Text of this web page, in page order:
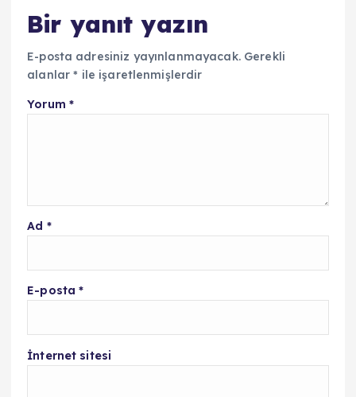
Bir yanıt yazın
E-posta adresiniz yayınlanmayacak. Gerekli
alanlar* ile işaretlenmişlerdir
Yorum *
Ad *
E-posta*
İnternet sitesi